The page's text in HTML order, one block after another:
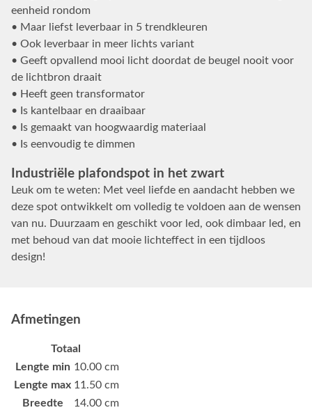
eenheid rondom
• Maar liefst leverbaar in 5 trendkleuren
• Ook leverbaar in meer lichts variant
• Geeft opvallend mooi licht doordat de beugel nooit voor
de lichtbron draait
• Heeft geen transformator
• Is kantelbaar en draaibaar
• Is gemaakt van hoogwaardig materiaal
• Is eenvoudig te dimmen
Industriële plafondspot in het zwart
Leuk om te weten: Met veel liefde en aandacht hebben we
deze spot ontwikkelt om volledig te voldoen aan de wensen
van nu. Duurzaam en geschikt voor led, ook dimbaar led, en
met behoud van dat mooie lichteffect in een tijdloos
design!
Afmetingen
Totaal
Lengte min 10.00 cm
Lengte max 11.50 cm
Breedte
14.00 cm